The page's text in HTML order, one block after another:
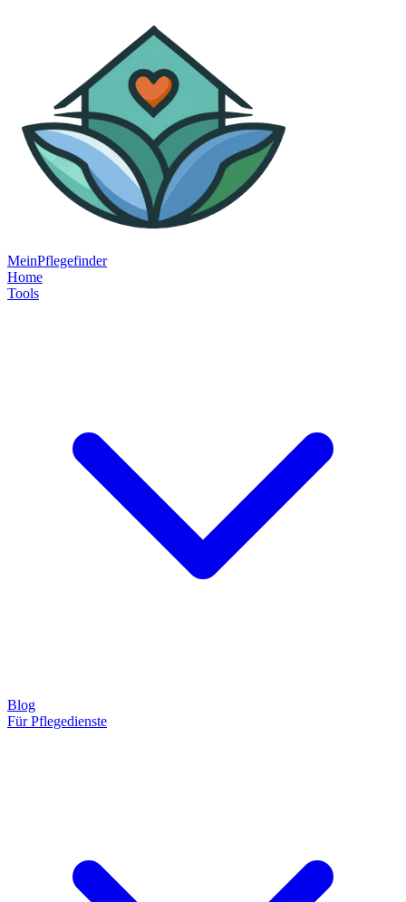
MeinPflegefinder
Home
Tools
Blog
Für Pflegedienste